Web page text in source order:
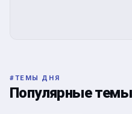
#ТЕМЫ ДНЯ
Популярные темы